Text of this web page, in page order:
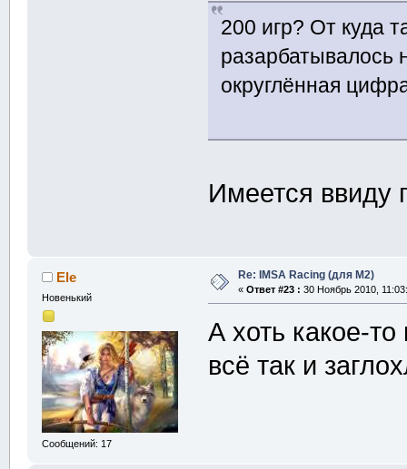
200 игр? От куда
разарбатывалось
округлённая
Имеется ввиду
Ele
Новенький
Сообщений: 17
Re: IMSA Racing (для M2)
« Ответ #23 : 30 Ноябрь 2010,
А хоть какое-
всё так и